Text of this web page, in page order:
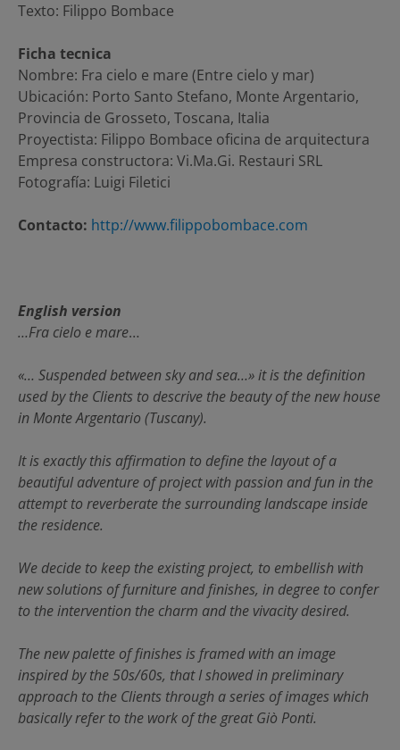
Texto: Filippo Bombace
Ficha tecnica
Nombre: Fra cielo e mare (Entre cielo y mar)
Ubicación: Porto Santo Stefano, Monte Argentario,
Provincia de Grosseto, Toscana, Italia
Proyectista: Filippo Bombace oficina de arquitectura
Empresa constructora: Vi.Ma.Gi. Restauri SRL
Fotografía: Luigi Filetici
Contacto: http://www.filippobombace.com
English version
…Fra cielo e mare…
«… Suspended between sky and sea…» it is the definition
used by the Clients to descrive the beauty of the new house
in Monte Argentario (Tuscany).
It is exactly this affirmation to define the layout of a
beautiful adventure of project with passion and fun in the
attempt to reverberate the surrounding landscape inside
the residence.
We decide to keep the existing project, to embellish with
new solutions of furniture and finishes, in degree to confer
to the intervention the charm and the vivacity desired.
The new palette of finishes is framed with an image
inspired by the 50s/60s, that I showed in preliminary
approach to the Clients through a series of images which
basically refer to the work of the great Giò Ponti.